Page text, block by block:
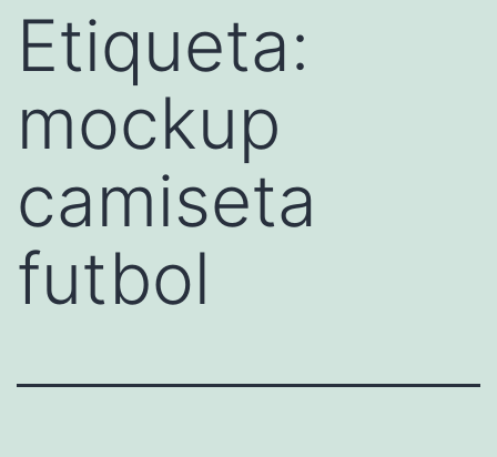
Etiqueta:
mockup
camiseta
futbol